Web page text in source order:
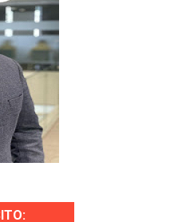
de los derechos de